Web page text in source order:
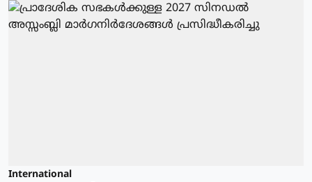
International